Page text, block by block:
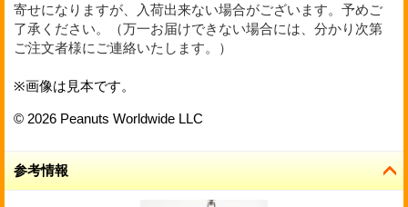
寄せになりますが、入荷出来ない場合がございます。予めご
了承ください。（万一お届けできない場合には、分かり次第
ご注文者様にご連絡いたします。）
※画像は見本です。
© 2026 Peanuts Worldwide LLC
参考情報